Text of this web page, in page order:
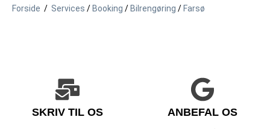
Forside / Services / Booking / Bilrengøring / Farsø
SKRIV TIL OS ANBEFAL OS